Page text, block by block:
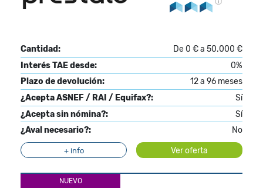
Cantidad:
De 0 € a 50.000 €
Interés TAE desde:
0%
Plazo de devolución:
12 a 96 meses
¿Acepta ASNEF / RAI / Equifax?:
Sí
¿Acepta sin nómina?:
Sí
¿Aval necesario?:
No
+ info Ver oferta
NUEVO